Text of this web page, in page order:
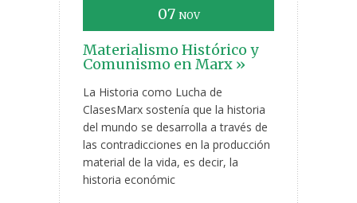
07 NOV
Materialismo Histórico y
Comunismo en Marx »
La Historia como Lucha de
ClasesMarx sostenía que la historia
del mundo se desarrolla a través de
las contradicciones en la producción
material de la vida, es decir, la
historia económic